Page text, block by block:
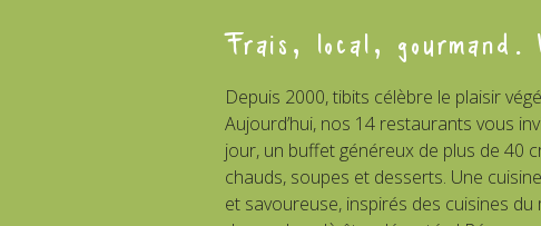
Frais, local,
Depuis 2000, tibits célèbre le plaisir
Aujourd’hui, nos 14 restaurants vous
jour, un buffet généreux de plus de 40
chauds, soupes et desserts. Une
et savoureuse, inspirés des cuisines du